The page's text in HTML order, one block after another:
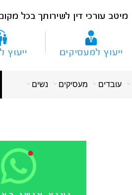
עובדים מעסיקים נשים